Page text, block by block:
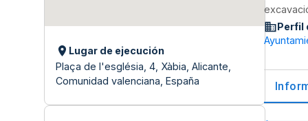
Lugar de ejecución
Plaça de l'església, 4, Xàbia, Alicante,
Comunidad valenciana, España
Perfil